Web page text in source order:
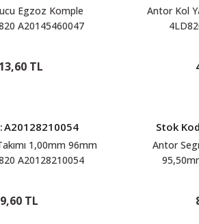
Egzoz Komple
A20145460047
TL
Antor Kol
:A20128210054
1,00mm 96mm
A20128210054
TL
Stok
Antor